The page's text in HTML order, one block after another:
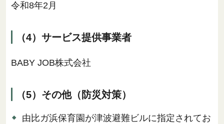
令和8年2月
（4）サービス提供事業者
BABY JOB株式会社
（5）その他（防災対策）
由比ガ浜保育園が津波避難ビルに指定されてお